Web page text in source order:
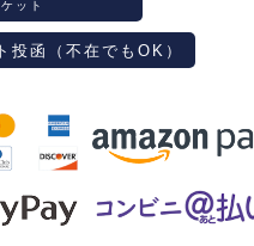
ット
投函（不在でもOK）